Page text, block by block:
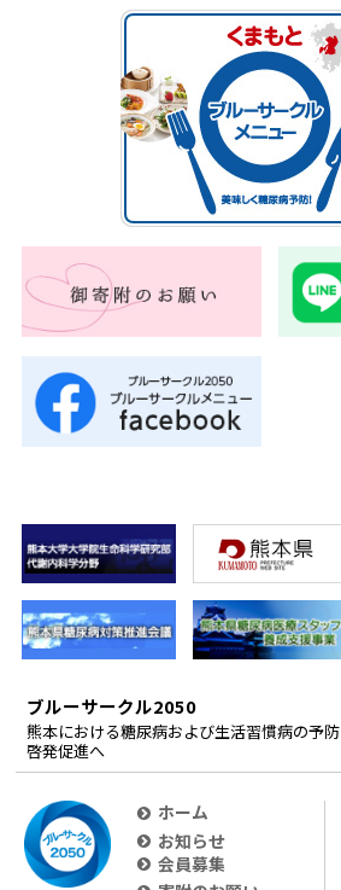
ブルーサークル2050
熊本における糖尿病および生活習慣病の予防
啓発促進へ
ホーム
お知らせ
会員募集